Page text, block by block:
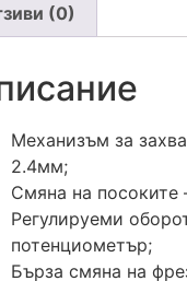
(0)
Механизъм за
2.4мм;
Смяна на посоките
Регулируеми
потенциометър;
Бърза смяна на